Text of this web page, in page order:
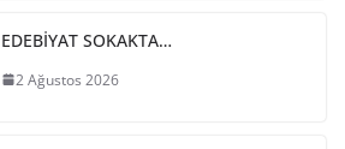
EDEBİYAT SOKAKTA…
2 Ağustos 2026